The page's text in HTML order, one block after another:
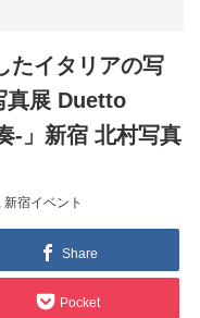
たイタリアの写
真展 Duetto
-」新宿 北村写真
, 新宿イベント
Share
Pocket